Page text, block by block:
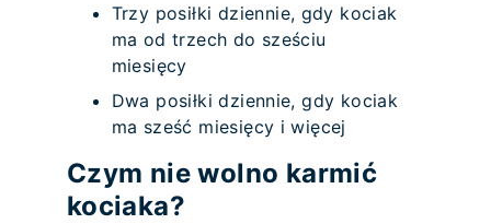
Trzy posiłki dziennie, gdy kociak
ma od trzech do sześciu
miesięcy
Dwa posiłki dziennie, gdy kociak
ma sześć miesięcy i więcej
Czym nie wolno karmić
kociaka?